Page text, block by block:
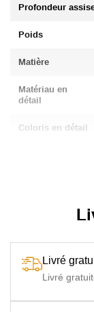
Profondeur
Poids
Matière
Matériau en
détail
Coloris en détail
Déhoussable
Livré
Livré